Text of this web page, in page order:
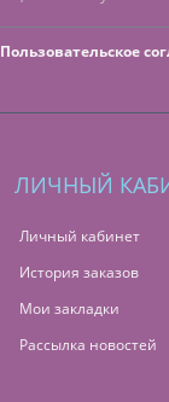
Пользовательское
ЛИЧНЫЙ
Личный кабинет
История заказов
Мои закладки
Рассылка новостей